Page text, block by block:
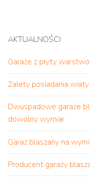
AKTUALNOŚCI
Garaże z płyty
Zalety posiadania
Dwuspadowe garaże
dowolny wymiar
Garaż blaszany na
Producent garaży